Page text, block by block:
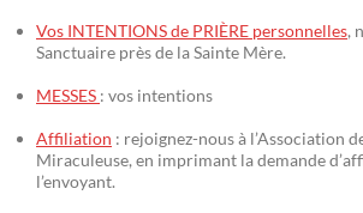
Vos INTENTIONS de PRIÈRE personnelles,
Sanctuaire près de la Sainte Mère.
MESSES : vos intentions
Affiliation : rejoignez-nous à l’Association
Miraculeuse, en imprimant la demande
l’envoyant.